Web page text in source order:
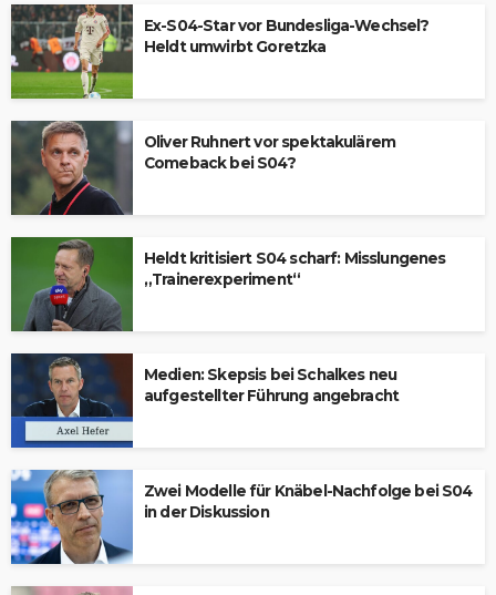
Ex-S04-Star vor Bundesliga-Wechsel?
Heldt umwirbt Goretzka
Oliver Ruhnert vor spektakulärem
Comeback bei S04?
Heldt kritisiert S04 scharf: Misslungenes
„Trainerexperiment“
Medien: Skepsis bei Schalkes neu
aufgestellter Führung angebracht
Zwei Modelle für Knäbel-Nachfolge bei S04
in der Diskussion